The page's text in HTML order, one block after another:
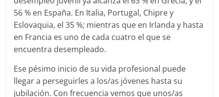
56 % en España. En Italia, Portugal, Chipre y
Eslovaquia, el 35 %; mientras que en Irlanda y hasta
en Francia es uno de cada cuatro el que se
encuentra desempleado.
Ese pésimo inicio de su vida profesional puede
llegar a perseguirles a los/as jóvenes hasta su
jubilación. Con frecuencia vemos que unos/as